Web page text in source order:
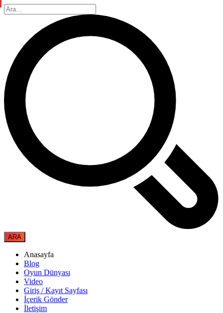
Anasayfa
Blog
Oyun Dünyası
Video
Giriş / Kayıt Sayfası
İçerik Gönder
İletişim